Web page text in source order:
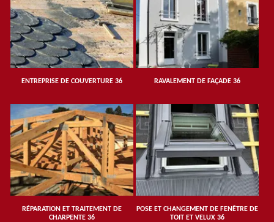
ENTREPRISE DE COUVERTURE 36 RAVALEMENT DE FAÇADE 36
RÉPARATION ET TRAITEMENT DE
CHARPENTE 36
POSE ET CHANGEMENT DE FENÊTRE DE
TOIT ET VELUX 36